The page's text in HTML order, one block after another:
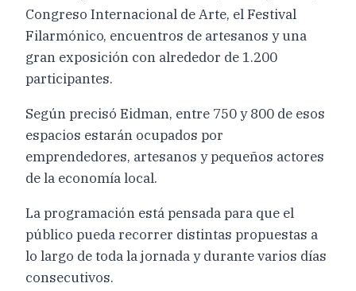
Congreso Internacional de Arte, el Festival
Filarmónico, encuentros de artesanos y una
gran exposición con alrededor de 1.200
participantes.
Según precisó Eidman, entre 750 y 800 de esos
espacios estarán ocupados por
emprendedores, artesanos y pequeños actores
de la economía local.
La programación está pensada para que el
público pueda recorrer distintas propuestas a
lo largo de toda la jornada y durante varios días
consecutivos.